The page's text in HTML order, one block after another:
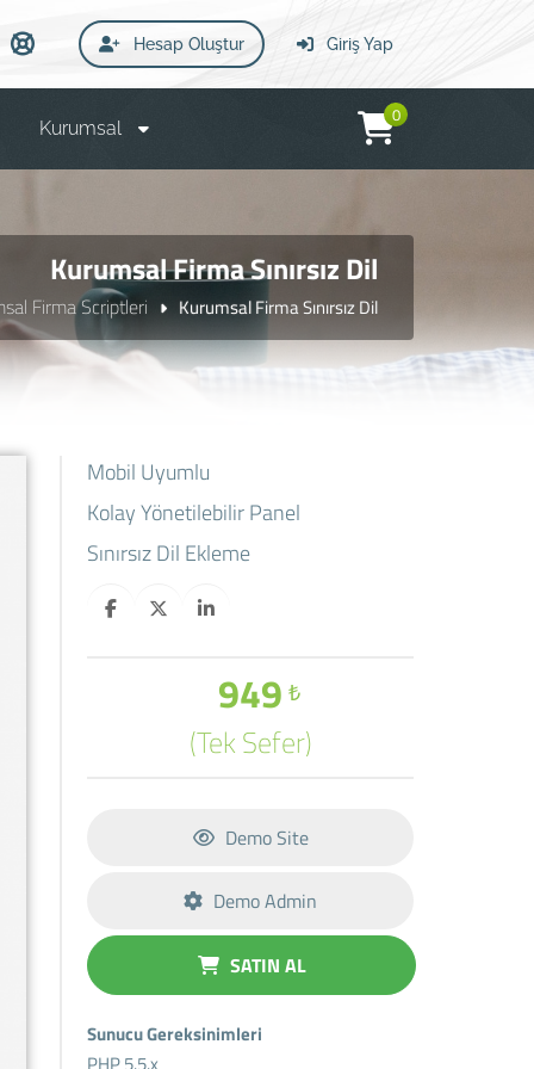
Giriş Yap
Hesap Oluştur
Kurumsal
0
Kurumsal Firma Sınırsız Dil
Firma Scriptleri Kurumsal Firma Sınırsız Dil
Mobil Uyumlu
Kolay Yönetilebilir Panel
Sınırsız Dil Ekleme
₺
949
(Tek Sefer)
Demo Site
Demo Admin
SATIN AL
Sunucu Gereksinimleri